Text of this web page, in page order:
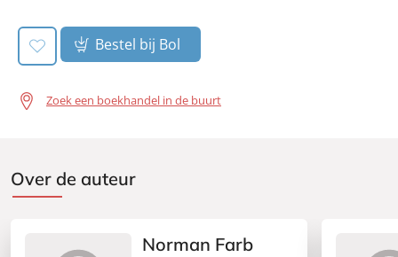
Bestel bij Bol
Zoek een boekhandel in de buurt
Over de auteur
Norman Farb